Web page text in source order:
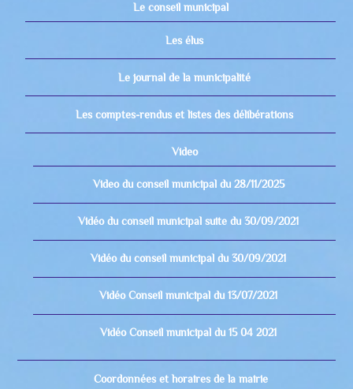
Le conseil municipal
Les élus
Le journal de la municipalité
Les comptes-rendus et listes des délibérations
Video
Video du conseil municipal du 28/11/2025
Vidéo du conseil municipal suite du 30/09/2021
Vidéo du conseil municipal du 30/09/2021
Vidéo Conseil municipal du 13/07/2021
Vidéo Conseil municipal du 15 04 2021
Coordonnées et horaires de la mairie